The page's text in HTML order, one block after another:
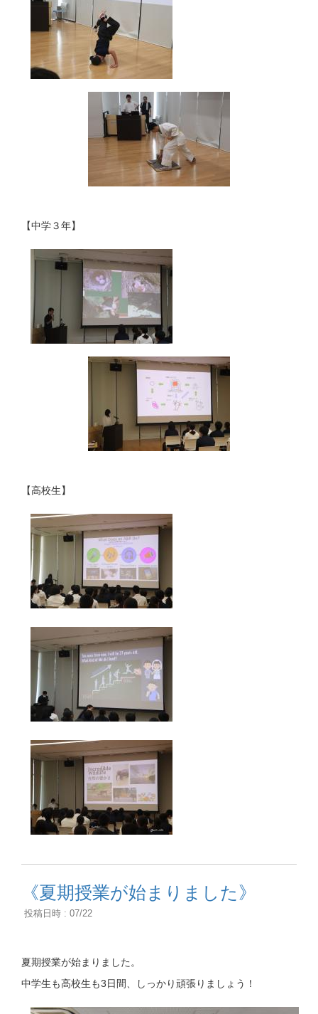
【中学３年】
【高校生】
《夏期授業が始まりました》
投稿日時 : 07/22
夏期授業が始まりました。
中学生も高校生も3日間、しっかり頑張りましょう！